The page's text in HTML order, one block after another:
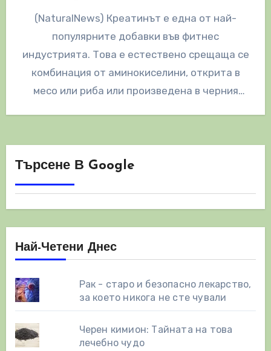
(NaturalNews) Креатинът е една от най-
популярните добавки във фитнес
индустрията. Това е естествено срещаща се
комбинация от аминокиселини, открита в
месо или риба или произведена в черния
Търсене В Google
Най-Четени Днес
Рак - старо и безопасно лекарство,
за което никога не сте чували
Черен кимион: Тайната на това
лечебно чудо